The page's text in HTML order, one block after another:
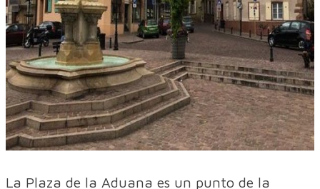
La Plaza de la Aduana es un punto de la